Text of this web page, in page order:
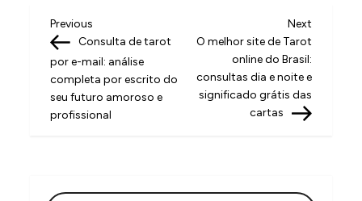
N
a
v
e
ç
Previous
Post
Previous
Consulta de tarot
por e-mail: análise
completa por escrito do
seu futuro amoroso e
profissional
Next
Post
Next
O melhor site de Tarot
online do Brasil:
consultas dia e noite e
significado grátis das
cartas